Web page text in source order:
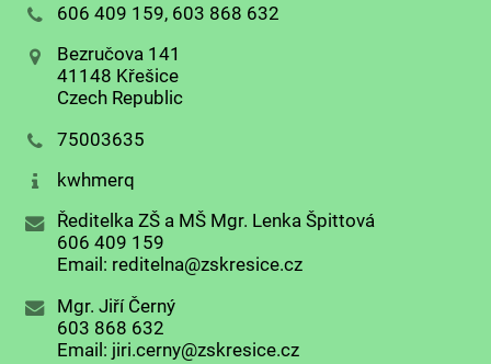
606 409 159, 603 868 632
Bezručova 141
41148 Křešice
Czech Republic
75003635
kwhmerq
Ředitelka ZŠ a MŠ Mgr. Lenka Špittová
606 409 159
Email: reditelna@zskresice.cz
Mgr. Jiří Černý
603 868 632
Email: jiri.cerny@zskresice.cz